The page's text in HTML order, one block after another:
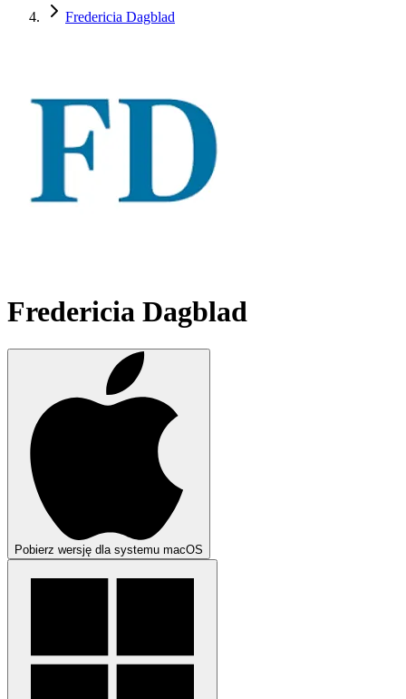
Fredericia Dagblad
Fredericia Dagblad
Pobierz wersję dla systemu macOS